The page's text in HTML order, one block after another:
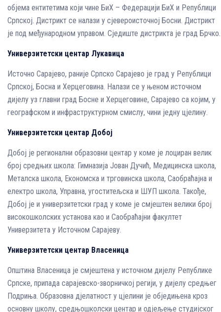
објема ентитетима који чине БиХ – Федерацији БиХ и Републици
Српској. Дистрикт се налази у сјевероисточној Босни. Дистрикт
је под међународном управом. Сједиште дистрикта је град Брчко.
Универзитетски центар Лукавица
Источно Сарајево, раније Српско Сарајево је град у Републици
Српској, Босна и Херцеговина. Налази се у њеном источном
дијелу уз главни град Босне и Херцеговине, Сарајево са којим, у
географском и инфраструктурном смислу, чини једну цјелину.
Универзитетски центар Добој
Добој је регионални образовни центар у коме је лоциран велик
број средњих школа: Гимназија Јован Дучић, Медицинска школа,
Металска школа, Економска и трговинска школа, Саобраћајна и
електро школа, Управна, угоститељска и ШУП школа. Такође,
Добој је и универзитетски град у коме је смјештен велики број
високошколских установа као и Саобраћајни факултет
Универзитета у Источном Сарајеву.
Универзитетски центар Власеница
Општина Власеница је смјештена у источном дијелу Републике
Српске, припада сарајевско-зворничкој регији, у дијелу средњег
Подриња. Образовна дјелатност у цјелини је обједињена кроз
основну школу, средњошколски центар и одјељење студијског